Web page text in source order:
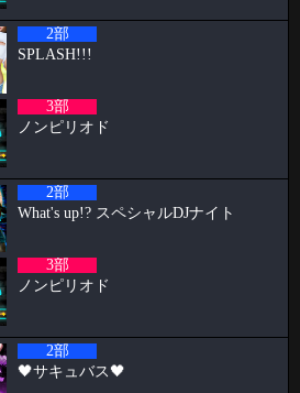
末イベント
いよいよ6月でPapillonは5周年を迎え
5th Anniversary
おはようございます。阿部乱丸です。
の抽選結果🤩 1等 12095 2等 14118 3等
2部
SPLASH!!!
3部
ノンピリオド
2部
What's up!? スペシャルDJナイト
3部
ノンピリオド
2部
🖤サキュバス🖤